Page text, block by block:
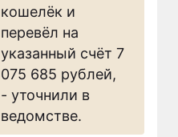
кошелёк и
перевёл на
указанный счёт 7
075 685 рублей,
- уточнили в
ведомстве.